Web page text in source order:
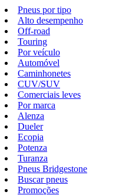
Pneus por tipo
Alto desempenho
Off-road
Touring
Por veículo
Automóvel
Caminhonetes
CUV/SUV
Comerciais leves
Por marca
Alenza
Dueler
Ecopia
Potenza
Turanza
Pneus Bridgestone
Buscar pneus
Promoções